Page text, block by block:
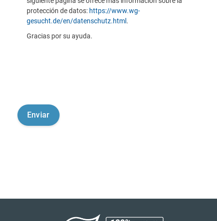
protección de datos: https://www.wg-
gesucht.de/en/datenschutz.html .
Gracias por su ayuda.